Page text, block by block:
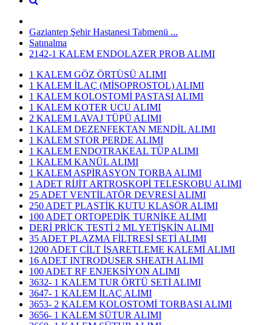
Gaziantep Şehir Hastanesi Tabmenü ...
Satınalma
2142-1 KALEM ENDOLAZER PROB ALIMI
1 KALEM GÖZ ÖRTÜSÜ ALIMI
1 KALEM İLAÇ (MİSOPROSTOL) ALIMI
1 KALEM KOLOSTOMİ PASTASI ALIMI
1 KALEM KOTER UCU ALIMI
2 KALEM LAVAJ TÜPÜ ALIMI
1 KALEM DEZENFEKTAN MENDİL ALIMI
1 KALEM STOR PERDE ALIMI
1 KALEM ENDOTRAKEAL TÜP ALIMI
1 KALEM KANÜL ALIMI
1 KALEM ASPİRASYON TORBA ALIMI
1 ADET RİJİT ARTROSKOPİ TELESKOBU ALIMI
25 ADET VENTİLATÖR DEVRESİ ALIMI
250 ADET PLASTİK KUTU KLASÖR ALIMI
100 ADET ORTOPEDİK TURNİKE ALIMI
DERİ PRİCK TESTİ 2 ML YETİŞKİN ALIMI
35 ADET PLAZMA FİLTRESİ SETİ ALIMI
1200 ADET CİLT İŞARETLEME KALEMİ ALIMI
16 ADET INTRODUSER SHEATH ALIMI
100 ADET RF ENJEKSİYON ALIMI
3632- 1 KALEM TUR ÖRTÜ SETİ ALIMI
3647- 1 KALEM İLAÇ ALIMI
3653- 2 KALEM KOLOSTOMİ TORBASI ALIMI
3656- 1 KALEM SÜTUR ALIMI